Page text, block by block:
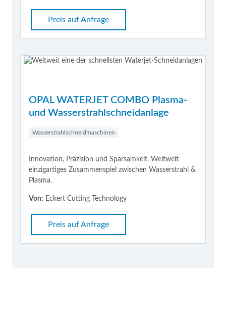
Preis auf Anfrage
OPAL WATERJET COMBO Plasma-
und Wasserstrahlschneidanlage
Wasserstrahlschneidmaschinen
Innovation, Präzision und Sparsamkeit. Weltweit
einzigartiges Zusammenspiel zwischen Wasserstrahl &
Plasma.
Von: Eckert Cutting Technology
Preis auf Anfrage